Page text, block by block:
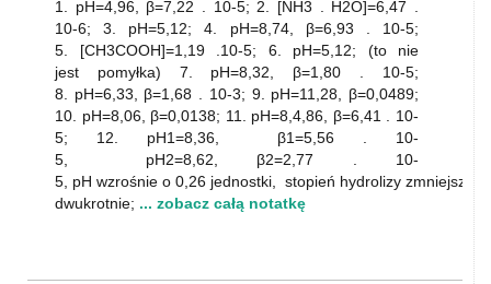
1. pH=4,96, β=7,22 . 10-5; 2. [NH3 . H2O]=6,47 .
10-6; 3. pH=5,12; 4. pH=8,74, β=6,93 . 10-5;
5. [CH3COOH]=1,19 .10-5; 6. pH=5,12; (to nie
jest pomyłka) 7. pH=8,32, β=1,80 . 10-5;
8. pH=6,33, β=1,68 . 10-3; 9. pH=11,28, β=0,0489;
10. pH=8,06, β=0,0138; 11. pH=8,4,86, β=6,41 . 10-
5; 12. pH1=8,36, β1=5,56 . 10-
5, pH2=8,62, β2=2,77 . 10-
5, pH wzrośnie o 0,26 jednostki, stopień hydrolizy zmniejszy
dwukrotnie; ... zobacz całą notatkę